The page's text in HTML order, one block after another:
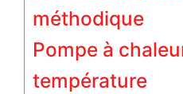
méthodique
Pompe à
température